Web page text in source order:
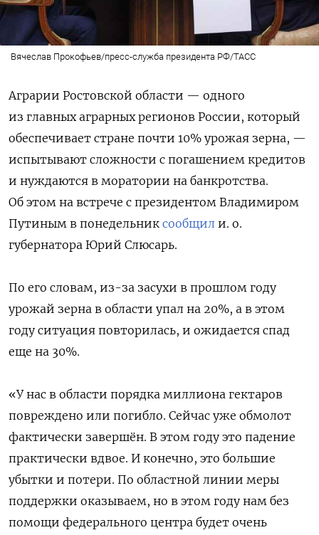
Вячеслав Прокофьев/пресс-служба президента РФ/ТАСС
Аграрии Ростовской области — одного
из главных аграрных регионов России, который
обеспечивает стране почти 10% урожая зерна, —
испытывают сложности с погашением кредитов
и нуждаются в моратории на банкротства.
Об этом на встрече с президентом Владимиром
Путиным в понедельник сообщил и. о.
губернатора Юрий Слюсарь.
По его словам, из-за засухи в прошлом году
урожай зерна в области упал на 20%, а в этом
году ситуация повторилась, и ожидается спад
еще на 30%.
«У нас в области порядка миллиона гектаров
повреждено или погибло. Сейчас уже обмолот
фактически завершён. В этом году это падение
практически вдвое. И конечно, это большие
убытки и потери. По областной линии меры
поддержки оказываем, но в этом году нам без
помощи федерального центра будет очень